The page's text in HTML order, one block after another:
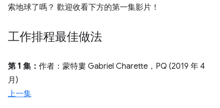
索地球了嗎？ 歡迎收看下方的第一集影片！
工作排程最佳做法
第 1 集： 作者：蒙特婁 Gabriel Charette，PQ (2019 年 4
月)
上一集